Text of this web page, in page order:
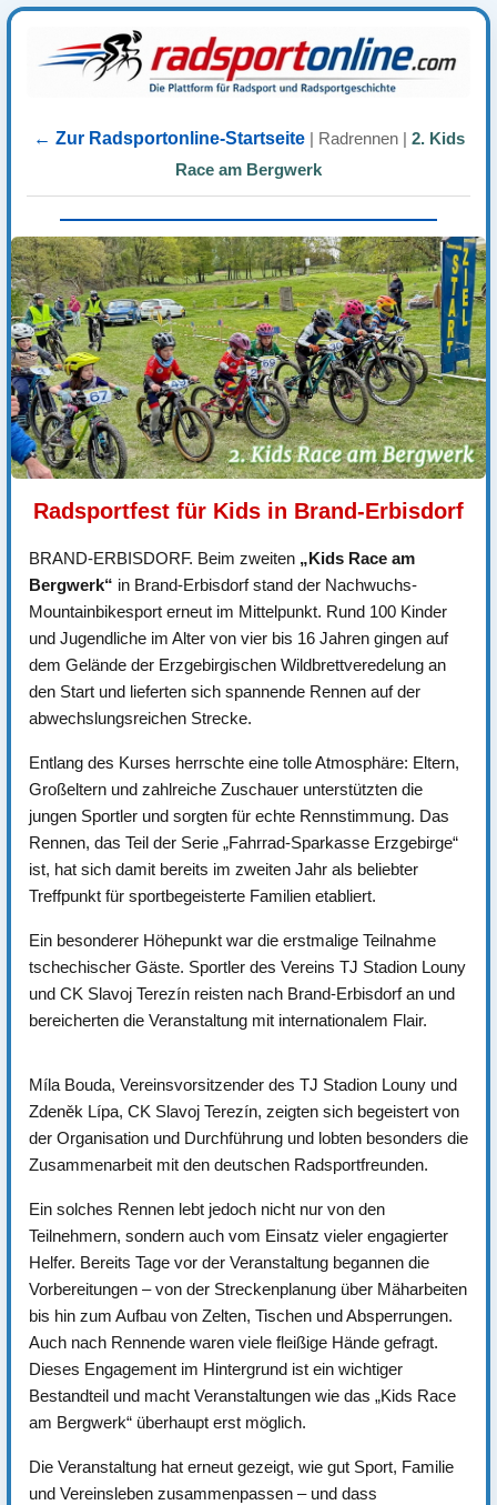
← Zur Radsportonline-Startseite | Radrennen | 2. Kids
Race am Bergwerk
Radsportfest für Kids in Brand-Erbisdorf
BRAND-ERBISDORF. Beim zweiten „Kids Race am
Bergwerk“ in Brand-Erbisdorf stand der Nachwuchs-
Mountainbikesport erneut im Mittelpunkt. Rund 100 Kinder
und Jugendliche im Alter von vier bis 16 Jahren gingen auf
dem Gelände der Erzgebirgischen Wildbrettveredelung an
den Start und lieferten sich spannende Rennen auf der
abwechslungsreichen Strecke.
Entlang des Kurses herrschte eine tolle Atmosphäre: Eltern,
Großeltern und zahlreiche Zuschauer unterstützten die
jungen Sportler und sorgten für echte Rennstimmung. Das
Rennen, das Teil der Serie „Fahrrad-Sparkasse Erzgebirge“
ist, hat sich damit bereits im zweiten Jahr als beliebter
Treffpunkt für sportbegeisterte Familien etabliert.
Ein besonderer Höhepunkt war die erstmalige Teilnahme
tschechischer Gäste. Sportler des Vereins TJ Stadion Louny
und CK Slavoj Terezín reisten nach Brand-Erbisdorf an und
bereicherten die Veranstaltung mit internationalem Flair.
Míla Bouda, Vereinsvorsitzender des TJ Stadion Louny und
Zdeněk Lípa, CK Slavoj Terezín, zeigten sich begeistert von
der Organisation und Durchführung und lobten besonders die
Zusammenarbeit mit den deutschen Radsportfreunden.
Ein solches Rennen lebt jedoch nicht nur von den
Teilnehmern, sondern auch vom Einsatz vieler engagierter
Helfer. Bereits Tage vor der Veranstaltung begannen die
Vorbereitungen – von der Streckenplanung über Mäharbeiten
bis hin zum Aufbau von Zelten, Tischen und Absperrungen.
Auch nach Rennende waren viele fleißige Hände gefragt.
Dieses Engagement im Hintergrund ist ein wichtiger
Bestandteil und macht Veranstaltungen wie das „Kids Race
am Bergwerk“ überhaupt erst möglich.
Die Veranstaltung hat erneut gezeigt, wie gut Sport, Familie
und Vereinsleben zusammenpassen – und dass